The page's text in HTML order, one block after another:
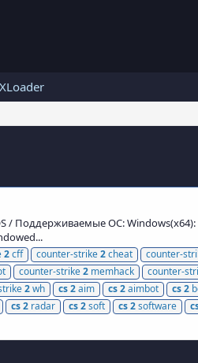
Поддерживаемые ОС:
2cff counter-strike2cheat counter-
counter-strike2 memhack counter-
2wh cs2aim cs2aimbot cs2
cs2 radar cs2soft cs2software